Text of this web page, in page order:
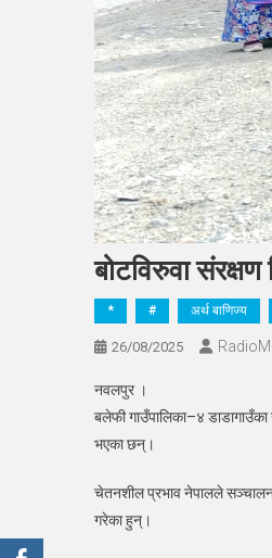
बोटविरुवा
* # अर्थ बाणिज्य
26/08/2025
नवलपुर ।
बलेफी गाउँपालिका–४
भएका छन्।
चेतनशील प्रभाव नेपालले सञ्चालन
गरेका हुन्।